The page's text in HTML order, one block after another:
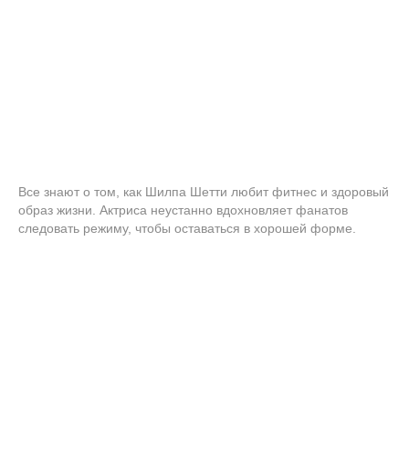
Все знают о том, как Шилпа Шетти любит фитнес и здоровый
образ жизни. Актриса неустанно вдохновляет фанатов
следовать режиму, чтобы оставаться в хорошей форме.